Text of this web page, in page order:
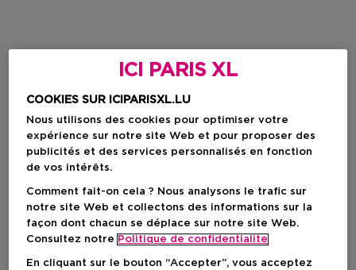
ICI PARIS XL
COOKIES SUR ICIPARISXL.LU
Nous utilisons des cookies pour optimiser votre
expérience sur notre site Web et pour proposer des
publicités et des services personnalisés en fonction
de vos intérêts.
Comment fait-on cela ? Nous analysons le trafic sur
notre site Web et collectons des informations sur la
façon dont chacun se déplace sur notre site Web.
Consultez notre Politique de confidentialite
En cliquant sur le bouton “Accepter”, vous acceptez